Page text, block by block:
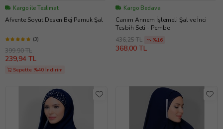
Kargo ile Teslimat
Afvente Soyut Desen Bej Pamuk Şal
(3)
399,90 TL
239,94 TL
Sepette %40 İndirim
Kargo Bedava
Canım Annem İşlemeli Şal ve İnci
Tesbih Seti - Pembe
436,25 TL
%16
368,00 TL